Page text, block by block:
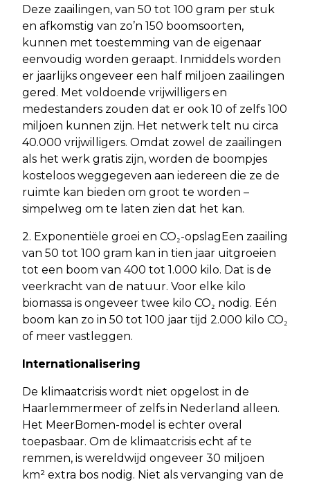
Deze zaailingen, van 50 tot 100 gram per stuk
en afkomstig van zo’n 150 boomsoorten,
kunnen met toestemming van de eigenaar
eenvoudig worden geraapt. Inmiddels worden
er jaarlijks ongeveer een half miljoen zaailingen
gered. Met voldoende vrijwilligers en
medestanders zouden dat er ook 10 of zelfs 100
miljoen kunnen zijn. Het netwerk telt nu circa
40.000 vrijwilligers. Omdat zowel de zaailingen
als het werk gratis zijn, worden de boompjes
kosteloos weggegeven aan iedereen die ze de
ruimte kan bieden om groot te worden –
simpelweg om te laten zien dat het kan.
2. Exponentiële groei en CO₂-opslagEen zaailing
van 50 tot 100 gram kan in tien jaar uitgroeien
tot een boom van 400 tot 1.000 kilo. Dat is de
veerkracht van de natuur. Voor elke kilo
biomassa is ongeveer twee kilo CO₂ nodig. Eén
boom kan zo in 50 tot 100 jaar tijd 2.000 kilo CO₂
of meer vastleggen.
Internationalisering
De klimaatcrisis wordt niet opgelost in de
Haarlemmermeer of zelfs in Nederland alleen.
Het MeerBomen-model is echter overal
toepasbaar. Om de klimaatcrisis echt af te
remmen, is wereldwijd ongeveer 30 miljoen
km² extra bos nodig. Niet als vervanging van de